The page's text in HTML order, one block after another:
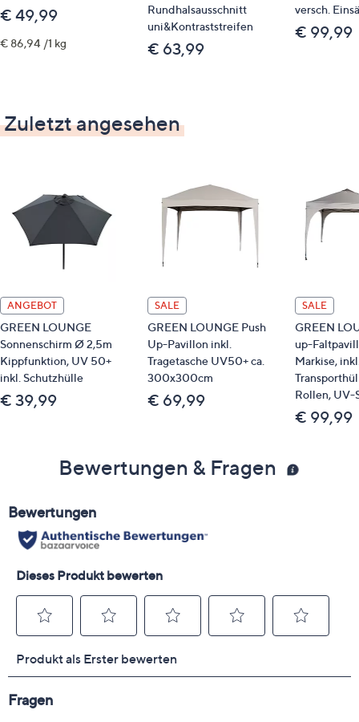
€ 49,99
€ 86,94 /1 kg
Rundhalsausschnitt
uni&Kontraststreifen
€ 63,99
versch.
€ 99,99
Zuletzt angesehen
ANGEBOT
GREEN LOUNGE
Sonnenschirm Ø 2,5m
Kippfunktion, UV 50+
inkl. Schutzhülle
€ 39,99
SALE
GREEN LOUNGE Push
Up-Pavillon inkl.
Tragetasche UV50+ ca.
300x300cm
€ 69,99
SALE
GREEN
up-
Markise,
Rollen, UV-
€ 99,99
Bewertungen & Fragen